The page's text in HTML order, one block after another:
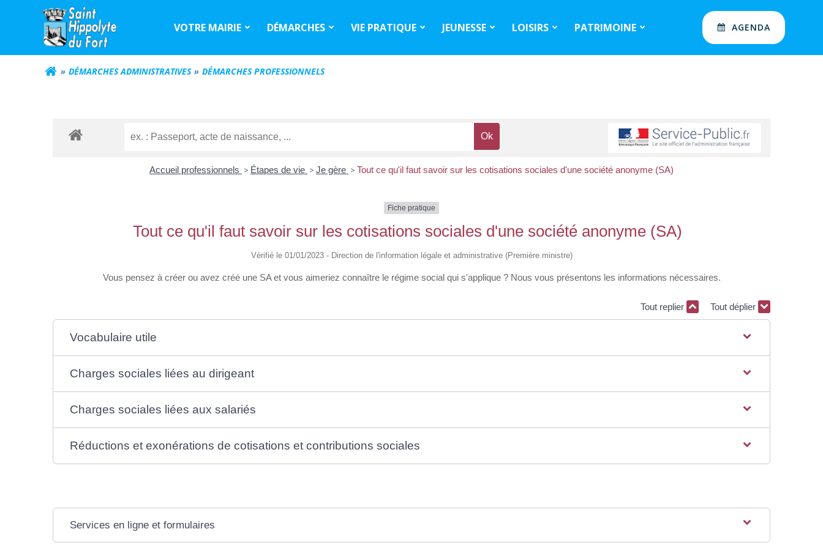
VOTRE MAIRIE DÉMARCHES VIE PRATIQUE JEUNESSE LOISIRS PATRIMOINE AGENDA
DÉMARCHES ADMINISTRATIVES DÉMARCHES PROFESSIONNELS
Accueil professionnels > Étapes de vie > Je gère > Tout ce qu'il faut savoir sur les cotisations sociales d'une société anonyme (SA)
Fiche pratique
Tout ce qu'il faut savoir sur les cotisations sociales d'une société anonyme (SA)
Vérifié le 01/01/2023 - Direction de l'information légale et administrative (Première ministre)
Vous pensez à créer ou avez créé une SA et vous aimeriez connaître le régime social qui s'applique ? Nous vous présentons les informations nécessaires.
Tout replier Tout déplier
Vocabulaire utile
Charges sociales liées au dirigeant
Charges sociales liées aux salariés
Réductions et exonérations de cotisations et contributions sociales
Services en ligne et formulaires